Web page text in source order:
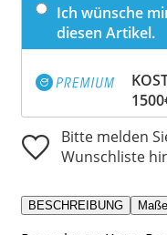
Ich wünsche
diesen Artikel.
Bitte melden
Wunschliste
BESCHREIBUNG Maße